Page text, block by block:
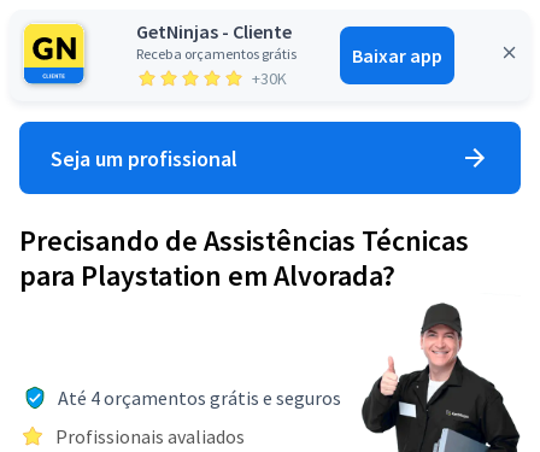
GetNinjas - Cliente
Receba orçamentos grátis
+30K
Baixar app
Entrar
Seja um profissional
Precisando de Assistências Técnicas
para Playstation em Alvorada?
Até 4 orçamentos grátis e seguros
Profissionais avaliados